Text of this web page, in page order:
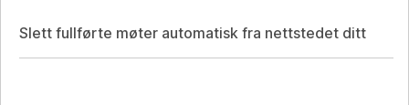
Slett fullførte møter automatisk fra nettstedet ditt